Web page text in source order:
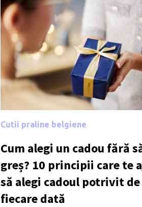
Cutii praline belgiene
Cum alegi un cadou fără
greș? 10 principii care te
să alegi cadoul potrivit de
fiecare dată